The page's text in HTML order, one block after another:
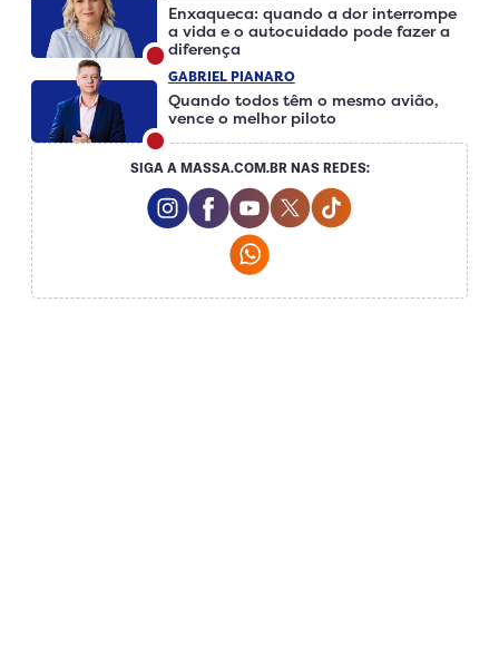
Enxaqueca: quando a dor interrompe
a vida e o autocuidado pode fazer a
diferença
GABRIEL PIANARO
Quando todos têm o mesmo avião,
vence o melhor piloto
SIGA A MASSA.COM.BR NAS REDES:
Instagram Social Media
Facebook Social Media
Youtube Social Media
Twitter Social Media
Tiktok Social
Whatsapp Social Media